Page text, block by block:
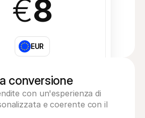
€8
EUR
conversione
e coerente con il